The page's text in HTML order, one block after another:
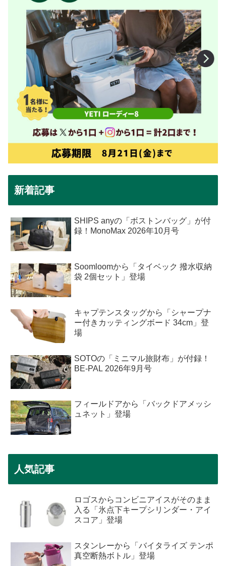
新着記事
SHIPS anyの「ボストンバッグ」が付
録！MonoMax 2026年10月号
Soomloomから「タイベック 撥水収納
袋 2個セット」登場
キャプテンスタッグから「シャープナ
ー付きカッティングボード 34cm」登
場
SOTOの「ミニマル旅財布」が付録！
BE-PAL 2026年9月号
フィールドアから「バックドアメッシ
ュネット」登場
人気記事
ロゴスからコンビニアイスがそのまま
入る「氷点下キープシリンダー・アイ
スコア」登場
スタンレーから「バイタライズ テンポ
真空断熱ボトル」登場